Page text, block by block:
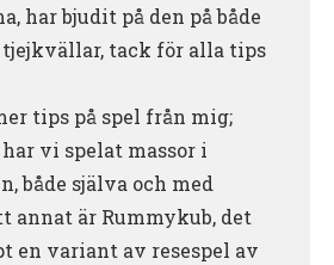
har bjudit på den på både
tjejkvällar, tack för alla tips
tips på spel från mig;
har vi spelat massor i
både själva och med
annat är Rummykub, det
en variant av resespel av